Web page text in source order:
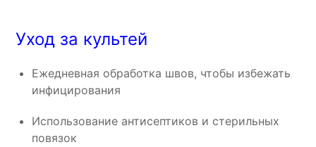
Уход за культей
Ежедневная обработка швов, чтобы избежать
инфицирования
Использование антисептиков и стерильных
повязок